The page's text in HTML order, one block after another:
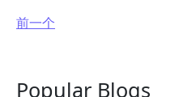
前一个
Popular Blogs